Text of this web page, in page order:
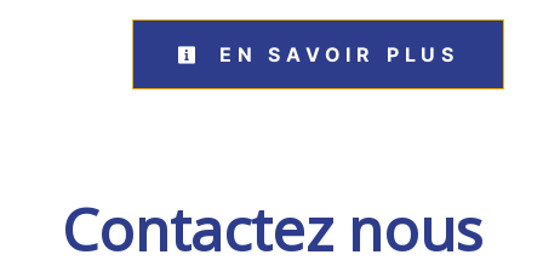
EN SAVOIR PLUS
Contactez nous